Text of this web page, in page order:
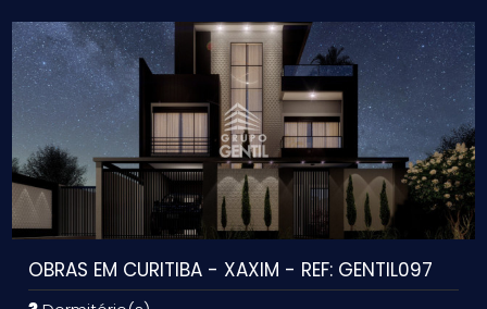
OBRAS EM CURITIBA - XAXIM - REF: GENTIL097